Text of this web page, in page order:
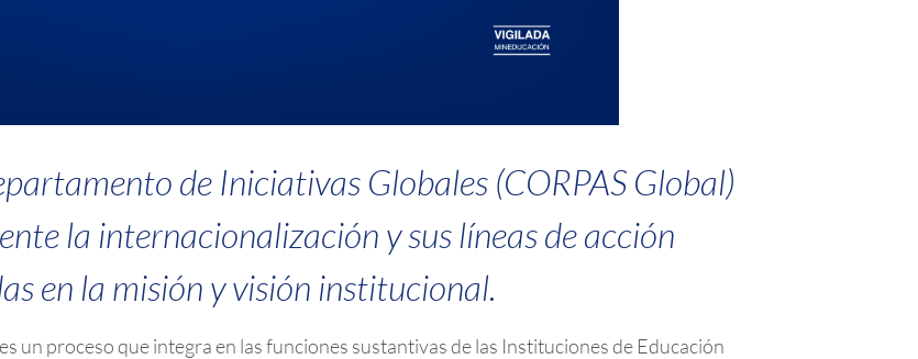
de Iniciativas Globales (CORPAS Global)
la internacionalización y sus líneas de acción
en la misión y visión institucional.
un proceso que integra en las funciones sustantivas de las Instituciones de Educación